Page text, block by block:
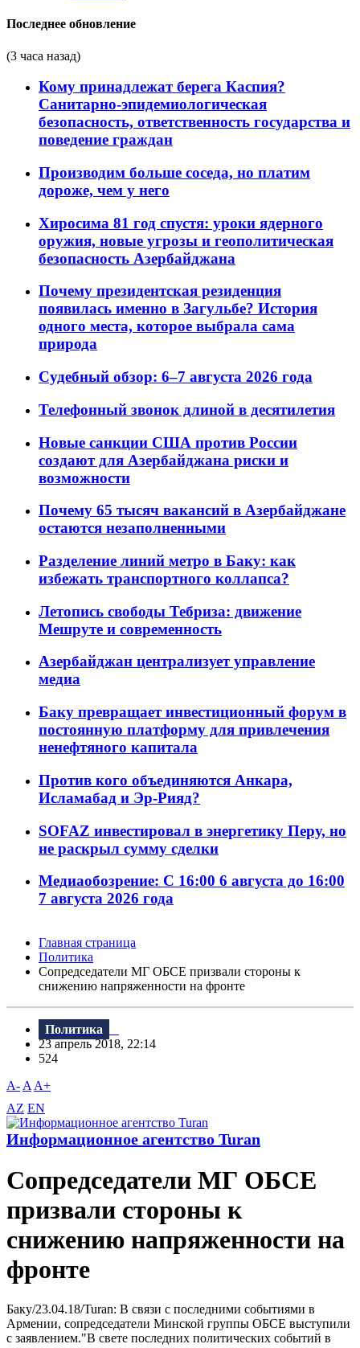
Последнее обновление
(3 часа назад)
Кому принадлежат берега Каспия?
Санитарно-эпидемиологическая
безопасность, ответственность государства и
поведение граждан
Производим больше соседа, но платим
дороже, чем у него
Хиросима 81 год спустя: уроки ядерного
оружия, новые угрозы и геополитическая
безопасность Азербайджана
Почему президентская резиденция
появилась именно в Загульбе? История
одного места, которое выбрала сама
природа
Судебный обзор: 6–7 августа 2026 года
Телефонный звонок длиной в десятилетия
Новые санкции США против России
создают для Азербайджана риски и
возможности
Почему 65 тысяч вакансий в Азербайджане
остаются незаполненными
Разделение линий метро в Баку: как
избежать транспортного коллапса?
Летопись свободы Тебриза: движение
Мешруте и современность
Азербайджан централизует управление
медиа
Баку превращает инвестиционный форум в
постоянную платформу для привлечения
ненефтяного капитала
Против кого объединяются Анкара,
Исламабад и Эр-Рияд?
SOFAZ инвестировал в энергетику Перу, но
не раскрыл сумму сделки
Медиаобозрение: С 16:00 6 августа до 16:00
7 августа 2026 года
Главная страница
Политика
Сопредседатели МГ ОБСЕ призвали стороны к
снижению напряженности на фронте
Политика
23 апрель 2018, 22:14
524
A- A A+
AZ EN
Информационное агентство Turan
Сопредседатели МГ ОБСЕ
призвали стороны к
снижению напряженности на
фронте
Баку/23.04.18/Turan: B связи с последними событиями в
Армении, сопредседатели Минской группы ОБСЕ выступили
с заявлением."B свете последних политических событий в